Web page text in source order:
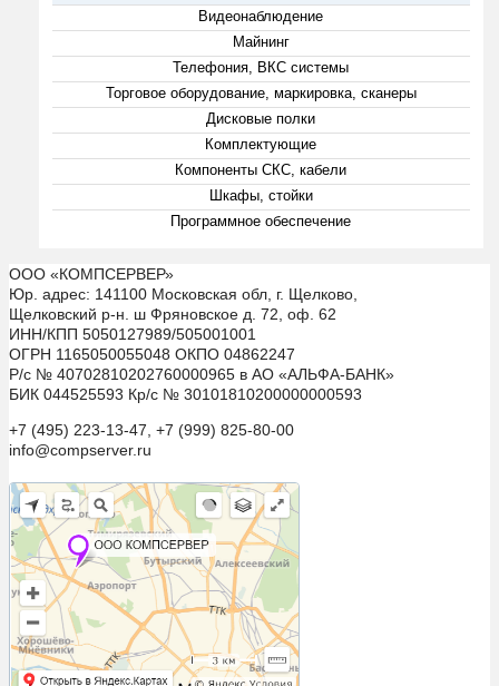
Видеонаблюдение
Майнинг
Телефония, ВКС системы
Торговое оборудование, маркировка, сканеры
Дисковые полки
Комплектующие
Компоненты СКС, кабели
Шкафы, стойки
Программное обеспечение
ООО «КОМПСЕРВЕР»
Юр. адрес: 141100 Московская обл, г. Щелково,
Щелковский р-н. ш Фряновское д. 72, оф. 62
ИНН/КПП 5050127989/505001001
ОГРН 1165050055048 ОКПО 04862247
Р/с № 40702810202760000965 в АО «АЛЬФА-БАНК»
БИК 044525593 Кр/с № 30101810200000000593
+7 (495) 223-13-47, +7 (999) 825-80-00
info@compserver.ru